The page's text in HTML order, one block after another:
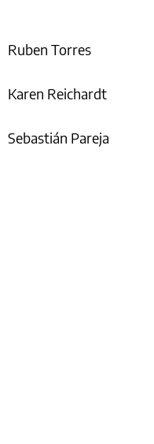
Ruben Torres
Karen Reichardt
Sebastián Pareja